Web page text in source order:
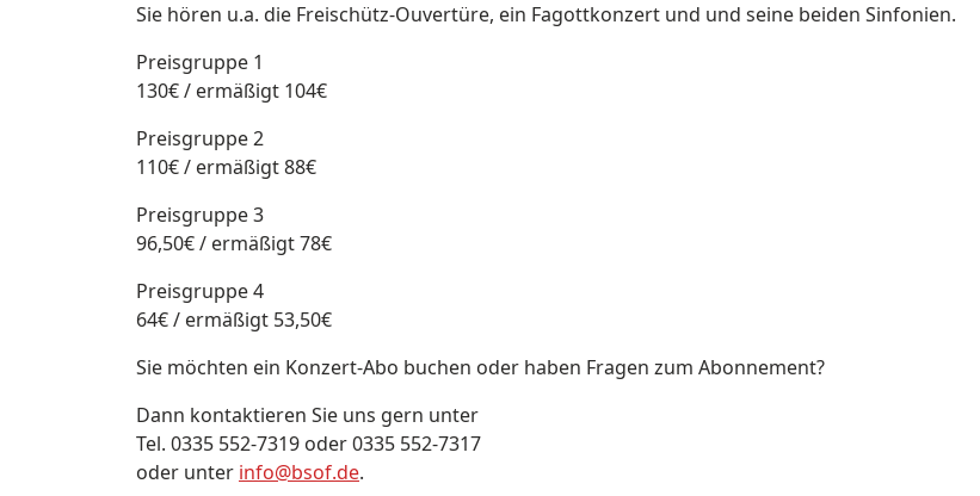
Sie hören u.a. die Freischütz-Ouvertüre, ein Fagottkonzert und und seine beiden Sinfonien.
Preisgruppe 1
130€ / ermäßigt 104€
Preisgruppe2
110€ / ermäßigt 88€
Preisgruppe3
96,50€ / ermäßigt 78€
Preisgruppe4
64€ / ermäßigt 53,50€
Sie möchten ein Konzert-Abo buchen oder haben Fragen zum Abonnement?
Dann kontaktieren Sie uns gern unter
Tel. 0335 552-7319 oder 0335 552-7317
oder unter info@bsof.de.